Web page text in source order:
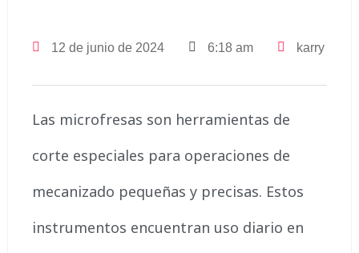
12 de junio de 2024 6:18 am karry
Las microfresas son herramientas de
corte especiales para operaciones de
mecanizado pequeñas y precisas. Estos
instrumentos encuentran uso diario en